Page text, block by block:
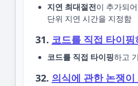
지연 최대절전이 추가되
단위 지연 시간을 지정함
31. 코드를 직접 타이핑
코드를 직접 타이핑하고
32. 의식에 관한 논쟁